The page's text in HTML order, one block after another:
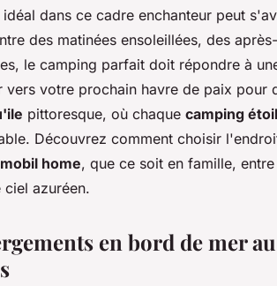
dans ce cadre enchanteur peut
des matinées ensoleillées, des
le camping parfait doit répondre à
vers votre prochain havre de paix pour
pittoresque, où chaque camping
Découvrez comment choisir
mobil home, que ce soit en famille,
azuréen.
en bord de mer